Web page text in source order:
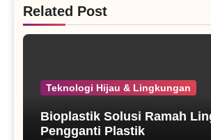
Related Post
Teknologi Hijau & Lingkungan
Bioplastik Solusi Ramah
Pengganti Plastik